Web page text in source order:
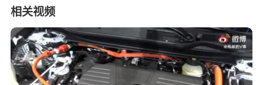
相关视频